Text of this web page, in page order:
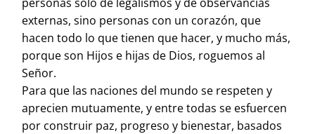
externas, sino personas con un corazón, que
hacen todo lo que tienen que hacer, y mucho más,
porque son Hijos e hijas de Dios, roguemos al
Señor.
Para que las naciones del mundo se respeten y
aprecien mutuamente, y entre todas se esfuercen
por construir paz, progreso y bienestar, basados